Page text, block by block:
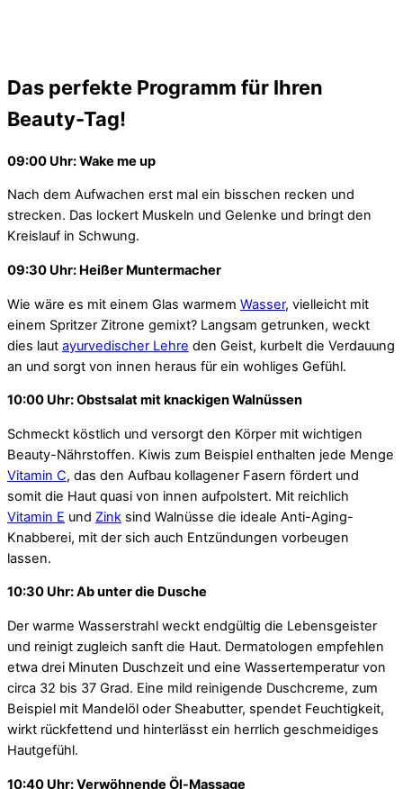
Das perfekte Programm für Ihren
Beauty-Tag!
09:00 Uhr: Wake me up
Nach dem Aufwachen erst mal ein bisschen recken und
strecken. Das lockert Muskeln und Gelenke und bringt den
Kreislauf in Schwung.
09:30 Uhr: Heißer Muntermacher
Wie wäre es mit einem Glas warmem Wasser, vielleicht mit
einem Spritzer Zitrone gemixt? Langsam getrunken, weckt
dies laut ayurvedischer Lehre den Geist, kurbelt die Verdauung
an und sorgt von innen heraus für ein wohliges Gefühl.
10:00 Uhr: Obstsalat mit knackigen Walnüssen
Schmeckt köstlich und versorgt den Körper mit wichtigen
Beauty-Nährstoffen. Kiwis zum Beispiel enthalten jede Menge
Vitamin C, das den Aufbau kollagener Fasern fördert und
somit die Haut quasi von innen aufpolstert. Mit reichlich
Vitamin E und Zink sind Walnüsse die ideale Anti-Aging-
Knabberei, mit der sich auch Entzündungen vorbeugen
lassen.
10:30 Uhr: Ab unter die Dusche
Der warme Wasserstrahl weckt endgültig die Lebensgeister
und reinigt zugleich sanft die Haut. Dermatologen empfehlen
etwa drei Minuten Duschzeit und eine Wassertemperatur von
circa 32 bis 37 Grad. Eine mild reinigende Duschcreme, zum
Beispiel mit Mandelöl oder Sheabutter, spendet Feuchtigkeit,
wirkt rückfettend und hinterlässt ein herrlich geschmeidiges
Hautgefühl.
10:40 Uhr: Verwöhnende Öl-Massage